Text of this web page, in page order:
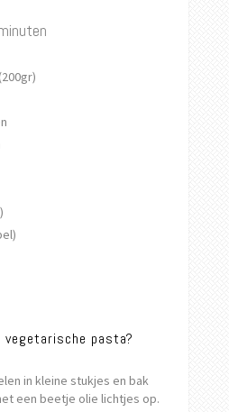
vegetarische pasta?
in kleine stukjes en bak
een beetje olie lichtjes op.